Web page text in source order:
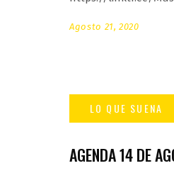
Agosto 21, 2020
AGENDA 14 DE